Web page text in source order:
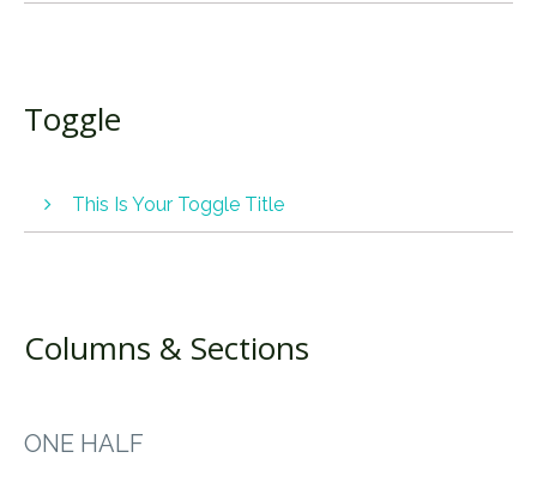
candelabrum ut luceat omnibus qui in domo
videant vestra bona opera et glorificent Patrem
vestrum qui in caelis est
Toggle
This Is Your Toggle Title
candelabrum ut luceat omnibus qui in domo sunt
qui in caelis est
Columns & Sections
ONE HALF